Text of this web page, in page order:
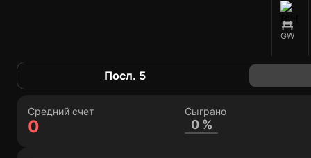
GW
Посл. 5
Средний счет
0
Сыграно
0 %